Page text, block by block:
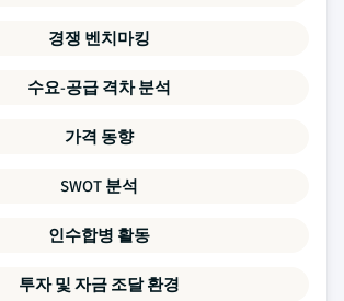
경쟁 벤치마킹
수요-공급 격차 분석
가격 동향
SWOT 분석
인수합병 활동
투자 및 자금 조달 환경